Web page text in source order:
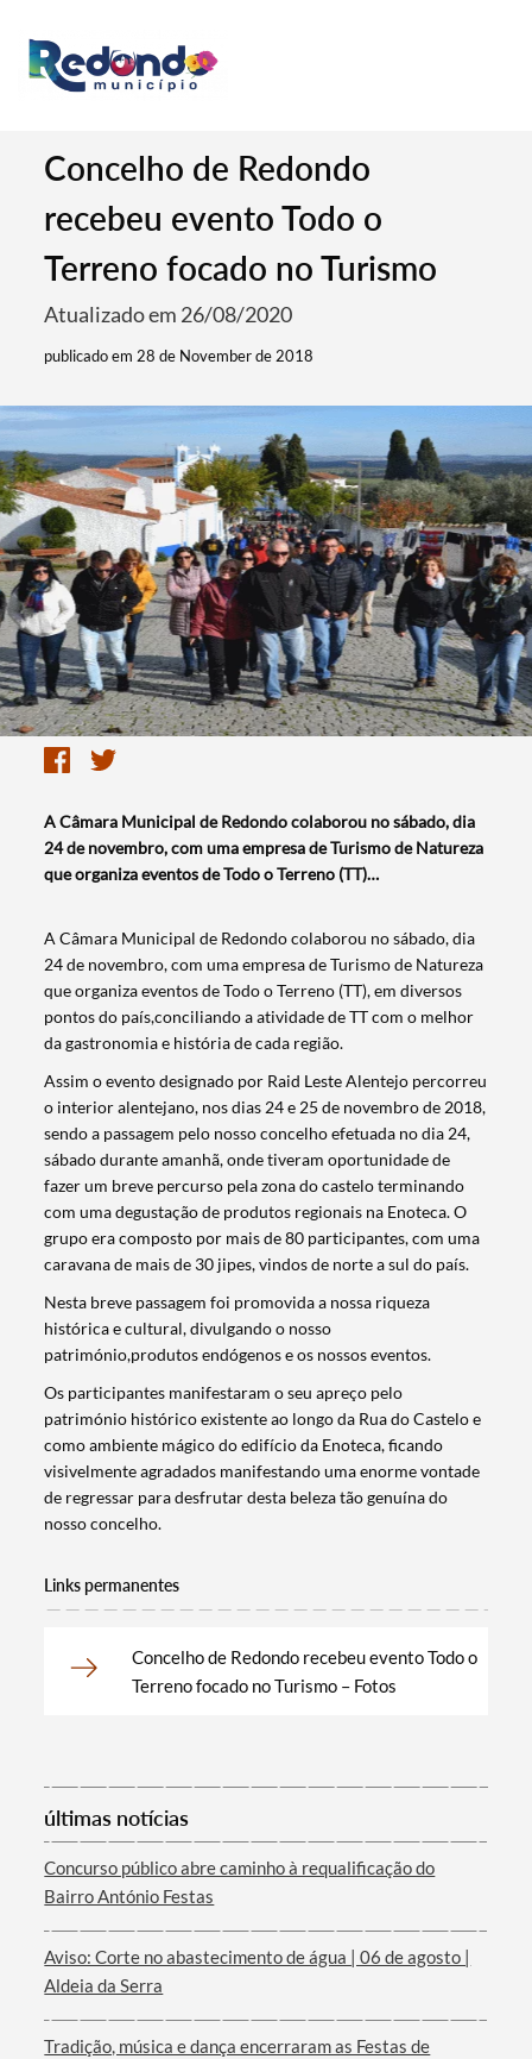
Filtros
Concelho de Redondo
recebeu evento Todo o
Terreno focado no Turismo
Atualizado em 26/08/2020
publicado em 28 de November de 2018
A Câmara Municipal de Redondo colaborou no sábado, dia
24 de novembro, com uma empresa de Turismo de Natureza
que organiza eventos de Todo o Terreno (TT)…
A Câmara Municipal de Redondo colaborou no sábado, dia
24 de novembro, com uma empresa de Turismo de Natureza
que organiza eventos de Todo o Terreno (TT), em diversos
pontos do país,conciliando a atividade de TT com o melhor
da gastronomia e história de cada região.
Assim o evento designado por Raid Leste Alentejo percorreu
o interior alentejano, nos dias 24 e 25 de novembro de 2018,
sendo a passagem pelo nosso concelho efetuada no dia 24,
sábado durante amanhã, onde tiveram oportunidade de
fazer um breve percurso pela zona do castelo terminando
com uma degustação de produtos regionais na Enoteca. O
grupo era composto por mais de 80 participantes, com uma
caravana de mais de 30 jipes, vindos de norte a sul do país.
Nesta breve passagem foi promovida a nossa riqueza
histórica e cultural, divulgando o nosso
património,produtos endógenos e os nossos eventos.
Os participantes manifestaram o seu apreço pelo
património histórico existente ao longo da Rua do Castelo e
como ambiente mágico do edifício da Enoteca, ficando
visivelmente agradados manifestando uma enorme vontade
de regressar para desfrutar desta beleza tão genuína do
nosso concelho.
Links permanentes
Concelho de Redondo recebeu evento Todo o
Terreno focado no Turismo – Fotos
últimas notícias
Concurso público abre caminho à requalificação do
Bairro António Festas
Aviso: Corte no abastecimento de água | 06 de agosto |
Aldeia da Serra
Tradição, música e dança encerraram as Festas de